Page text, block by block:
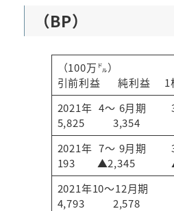
（BP）
（100万㌦）
引前利益 純利益 1
2021年 4～ 6月
5,825 3,354
2021年 7～ 9月
193 ▲2,345
2021年10～12月
4,793 2,578